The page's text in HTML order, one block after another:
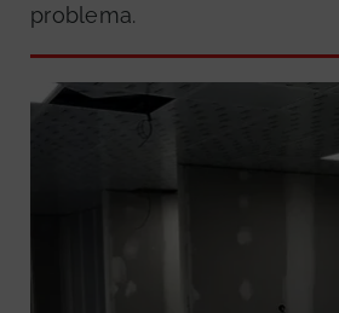
problema.
GRATUITA